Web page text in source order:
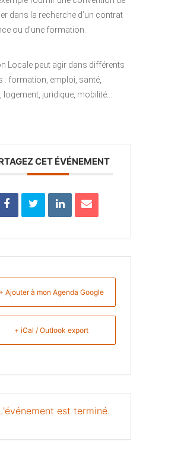
dans la recherche d’un contrat
ou d’une formation.
Locale peut agir dans différents
: formation, emploi, santé,
logement, juridique, mobilité…
CET ÉVÉNEMENT
+ Ajouter à mon Agenda Google
+ iCal / Outlook export
est terminé.